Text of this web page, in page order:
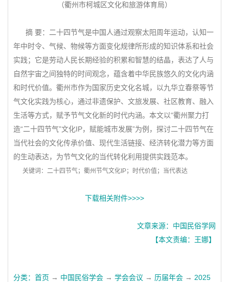
（衢州市柯城区文化和旅游体育局）
摘 要：二十四节气是中国人通过观察太阳周年运动，认知一
年中时令、气候、物候等方面变化规律所形成的知识体系和社会
实践；它是劳动人民长期经验的积累和智慧的结晶，表达了人与
自然宇宙之间独特的时间观念，蕴含着中华民族悠久的文化内涵
和时代价值。衢州市作为国家历史文化名城，以九华立春祭等节
气文化实践为核心，通过非遗保护、文旅发展、社区教育、融入
生活等方式，赋予节气文化新的时代内涵。本文以“衢州聚力打
造“二十四节气”文化IP，赋能城市发展”为例，探讨二十四节气在
当代社会的文化传承价值、现代生活链接、经济转化潜力等方面
的生动表达，为节气文化的当代转化利用提供实践范本。
关键词：二十四节气；衢州节气文化IP；时代价值；当代表达
下载相关附件>>>>
文章来源：中国民俗学网
【本文责编：王娜】
分类： 首页 → 中国民俗学会 → 学会会议 → 历届年会 → 2025